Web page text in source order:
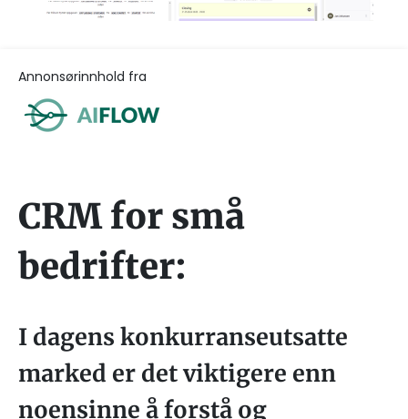
Annonsørinnhold fra
CRM for små
bedrifter:
I dagens konkurranseutsatte
marked er det viktigere enn
noensinne å forstå og